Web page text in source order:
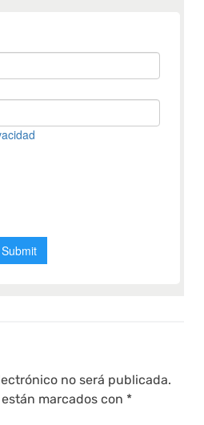
no será publicada.
marcados con *